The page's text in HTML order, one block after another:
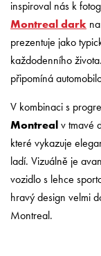
inspiroval nás k
Montreal dark
prezentuje jako
každodenního
připomíná
V kombinaci s
Montrealv tmavé
které vykazuje
ladí. Vizuálně je
vozidlo s lehce
hravý design velmi
Montreal.